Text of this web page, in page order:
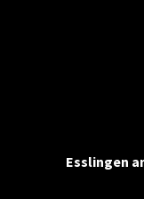
Esslingen